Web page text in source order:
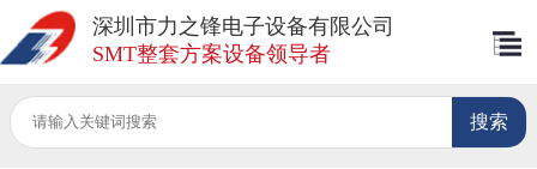
深圳市力之锋电子设备有限公司
SMT整套方案设备领导者